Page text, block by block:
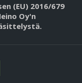
(EU) 2016/679
Oy'n